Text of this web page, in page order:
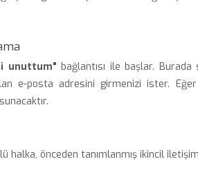
unuttum" bağlantısı ile başlar.
olan e-posta adresini girmenizi ister.
önceden tanımlanmış ikincil